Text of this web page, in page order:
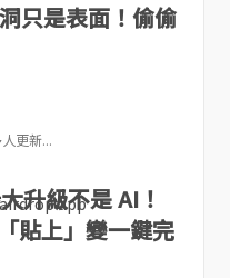
只是表面！偷偷
更新...
升級不是 AI！
貼上」變一鍵完